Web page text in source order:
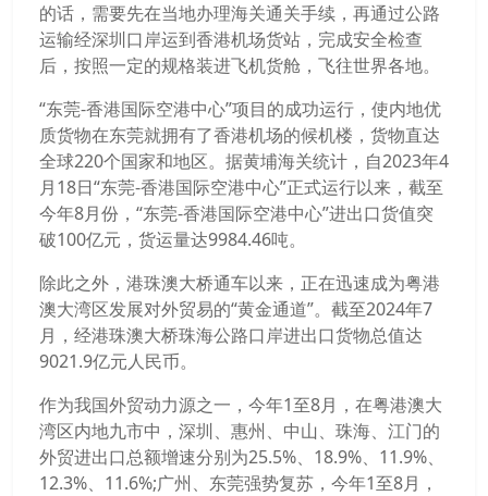
的话，需要先在当地办理海关通关手续，再通过公路
运输经深圳口岸运到香港机场货站，完成安全检查
后，按照一定的规格装进飞机货舱，飞往世界各地。
“东莞-香港国际空港中心”项目的成功运行，使内地优
质货物在东莞就拥有了香港机场的候机楼，货物直达
全球220个国家和地区。据黄埔海关统计，自2023年4
月18日“东莞-香港国际空港中心”正式运行以来，截至
今年8月份，“东莞-香港国际空港中心”进出口货值突
破100亿元，货运量达9984.46吨。
除此之外，港珠澳大桥通车以来，正在迅速成为粤港
澳大湾区发展对外贸易的“黄金通道”。截至2024年7
月，经港珠澳大桥珠海公路口岸进出口货物总值达
9021.9亿元人民币。
作为我国外贸动力源之一，今年1至8月，在粤港澳大
湾区内地九市中，深圳、惠州、中山、珠海、江门的
外贸进出口总额增速分别为25.5%、18.9%、11.9%、
12.3%、11.6%;广州、东莞强势复苏，今年1至8月，